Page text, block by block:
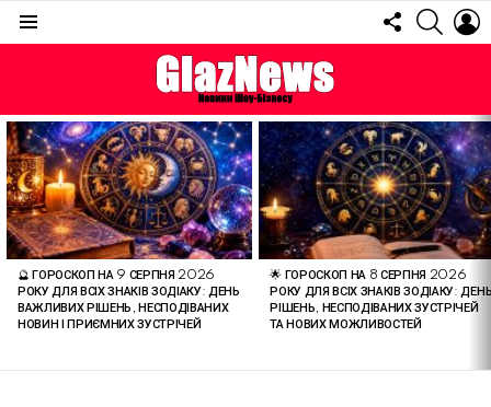
FOLLOW
US
ОСТАННІ
СТАТТІ
🔮 ГОРОСКОП НА 9 СЕРПНЯ 2026
РОКУ ДЛЯ ВСІХ ЗНАКІВ ЗОДІАКУ: ДЕНЬ
ВАЖЛИВИХ РІШЕНЬ, НЕСПОДІВАНИХ
НОВИН І ПРИЄМНИХ ЗУСТРІЧЕЙ
🌟 ГОРОСКОП НА 8 СЕРПНЯ 2026
РОКУ ДЛЯ ВСІХ ЗНАКІВ ЗОДІАКУ:
РІШЕНЬ, НЕСПОДІВАНИХ ЗУСТРІЧЕЙ
ТА НОВИХ МОЖЛИВОСТЕЙ